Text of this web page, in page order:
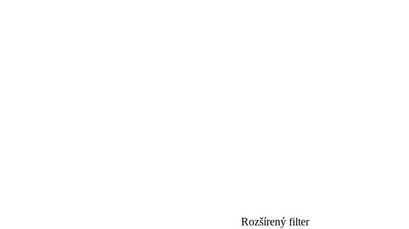
Rozšírený filter